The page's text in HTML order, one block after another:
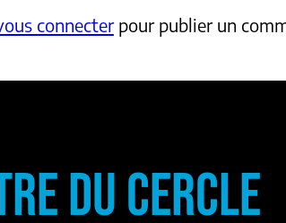
connecterpour publier un
DU CERCLE